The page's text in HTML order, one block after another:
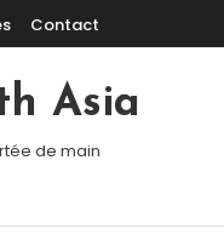
Contact
Asia
de main